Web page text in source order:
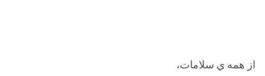
از همه ي سلامات،